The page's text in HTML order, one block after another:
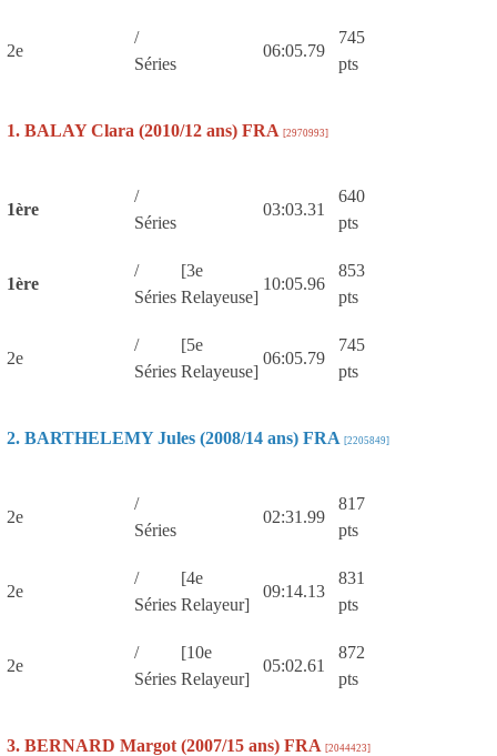
2e
/
Séries
06:05.79
745
pts
1. BALAY Clara (2010/12 ans) FRA [2970993]
1ère
/
Séries
03:03.31
640
pts
1ère
/
Séries
[3e
Relayeuse]
10:05.96
853
pts
2e
/
Séries
[5e
Relayeuse]
06:05.79
745
pts
2. BARTHELEMY Jules (2008/14 ans) FRA [2205849]
2e
/
Séries
02:31.99
817
pts
2e
/
Séries
[4e
Relayeur]
09:14.13
831
pts
2e
/
Séries
[10e
Relayeur]
05:02.61
872
pts
3. BERNARD Margot (2007/15 ans) FRA [2044423]